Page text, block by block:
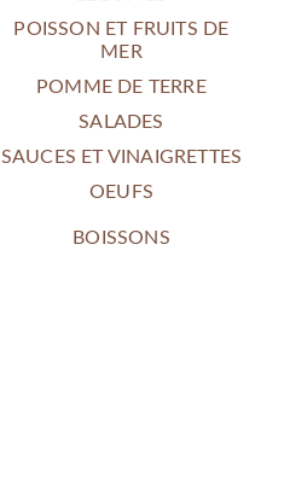
POISSON ET FRUITS DE
MER
POMME DE TERRE
SALADES
SAUCES ET VINAIGRETTES
OEUFS
BOISSONS